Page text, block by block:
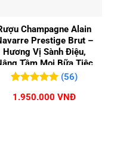
Champagne Alain
Prestige Brut –
Hương Vị Sành Điệu,
Tầm Mọi Bữa Tiệc
đánh giá
(56)
1.950.000 VNĐ